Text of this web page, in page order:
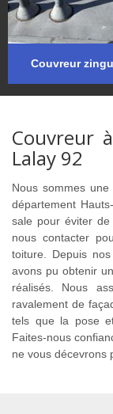
Couvreur
Couvreur
Lalay 92
Nous sommes
département
sale pour éviter
nous contacter
toiture. Depuis
avons pu obtenir
réalisés. Nous
ravalement de
tels que la pose
Faites-nous
ne vous décevrons